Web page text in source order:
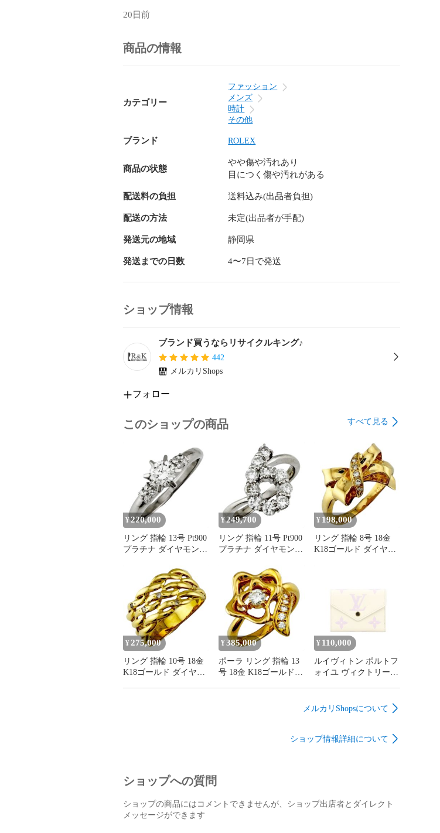
ケース：ダメージ：小キズ
ベゼル：ダメージ：小キズ
文字盤：ダメージ:針のサビ
リューズ：ダメージ:小キズ
クラスプ：ダメージ:小キズ
裏蓋：ダメージ:小キズ
1905年に誕生したロレックス。高級時計ブランドとして世界的な知名
度と人気を誇ります。<br>シリアルナンバーのwebへの掲載、及び問
い合わせ時にお答えすることを控えさせていただいております。<br>
通常のご使用状態で自然故障および不良が発生した場合、修理・調整
さい。
20日前
商品の情報
カテゴリー
ファッション
メンズ
時計
その他
ブランド ROLEX
商品の状態
やや傷や汚れあり
目につく傷や汚れがある
配送料の負担 送料込み(出品者負担)
配送の方法 未定(出品者が手配)
発送元の地域 静岡県
発送までの日数 4〜7日で発送
ショップ情報
ブランド買うならリサイクルキング♪
442
メルカリShops
フォロー
このショップの商品 すべて見る
¥220,000
リング 指輪 13号 Pt900
プラチナ ダイヤモンド
¥249,700
リング 指輪 11号 Pt900
プラチナ ダイヤモンド
¥ 198,000
リング 指輪 8号 18金
K18ゴールド ダイヤモ
¥ 275,000
リング 指輪 10号 18金
K18ゴールド ダイヤモ
¥385,000
ポーラ リング 指輪 13
号 18金 K18ゴールド
¥ 110,000
ルイヴィトン ポルトフ
ォイユ ヴィクトリーヌ
財布 M82925 レディー
ヴィトン
メルカリShopsについて
ショップ情報詳細について
ショップへの質問
ショップの商品にはコメントできませんが、ショップ出店者とダイレクト
メッセージができます